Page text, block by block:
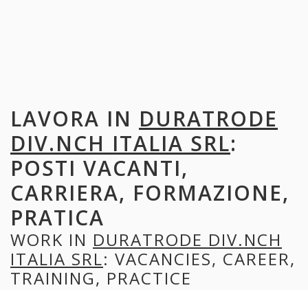
LAVORA IN DURATRODE
DIV.NCH ITALIA SRL:
POSTI VACANTI,
CARRIERA, FORMAZIONE,
PRATICA
WORK IN DURATRODE DIV.NCH
ITALIA SRL: VACANCIES, CAREER,
TRAINING, PRACTICE